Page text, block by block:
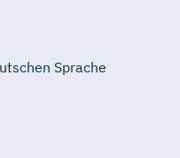
Sprache